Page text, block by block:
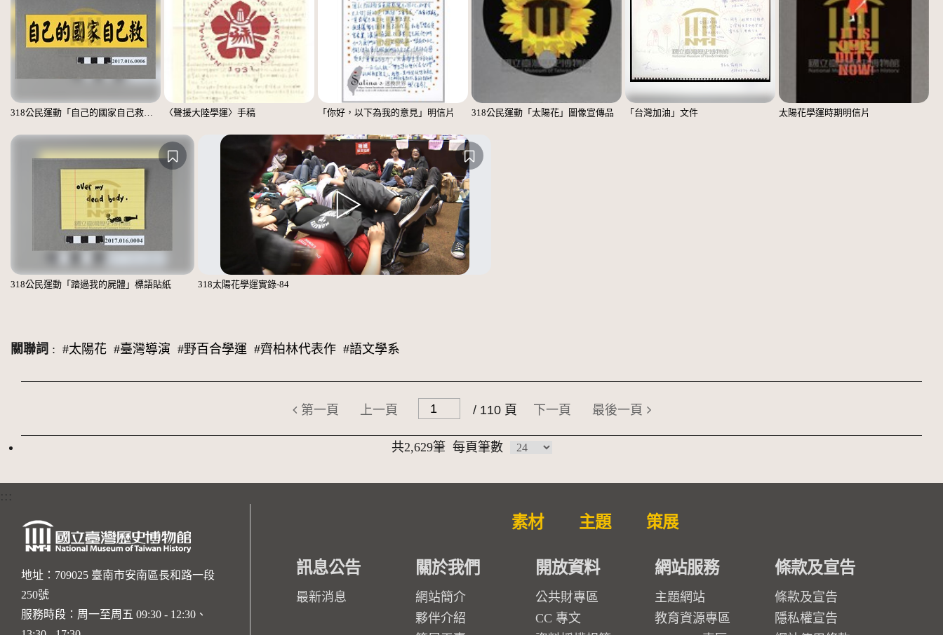
318公民運動「自己的國家自己救」標語貼紙 〈聲援大陸學運〉手稿 「你好，以下為我的意見」明信片 318公民運動「太陽花」圖像宣傳品 「台灣加油」文件 太陽花學運時期明信片
318公民運動「踏過我的屍體」標語貼紙 318太陽花學運實錄-84
關聯詞 : #太陽花 #臺灣導演 #野百合學運 #齊柏林代表作 #語文學系
第一頁 上一頁 / 110 頁 下一頁 最後一頁
共2,629筆 每頁筆數
:::
地址：709025 臺南市安南區長和路一段
250號
服務時段：周一至周五 09:30 - 12:30、
素材 主題 策展
訊息公告
最新消息
關於我們
網站簡介
夥伴介紹
開放資料
公共財專區
CC 專文
網站服務
主題網站
教育資源專區
條款及宣告
條款及宣告
隱私權宣告